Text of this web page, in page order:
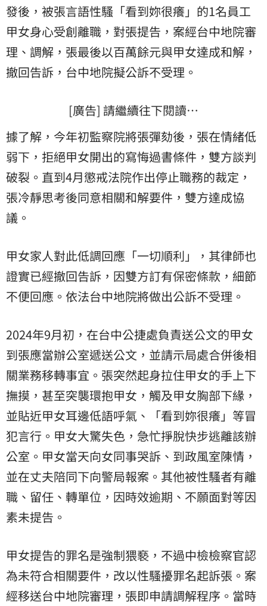
發後，被張言語性騷「看到妳很癢」的1名員工
甲女身心受創離職，對張提告，案經台中地院審
理、調解，張最後以百萬餘元與甲女達成和解，
撤回告訴，台中地院擬公訴不受理。
[廣告] 請繼續往下閱讀…
據了解，今年初監察院將張彈劾後，張在情緒低
弱下，拒絕甲女開出的寫悔過書條件，雙方談判
破裂。直到4月懲戒法院作出停止職務的裁定，
張冷靜思考後同意相關和解要件，雙方達成協
議。
甲女家人對此低調回應「一切順利」，其律師也
證實已經撤回告訴，因雙方訂有保密條款，細節
不便回應。依法台中地院將做出公訴不受理。
2024年9月初，在台中公捷處負責送公文的甲女
到張應當辦公室遞送公文，並請示局處合併後相
關業務移轉事宜。張突然起身拉住甲女的手上下
撫摸，甚至突襲環抱甲女，觸及甲女胸部下緣，
並貼近甲女耳邊低語呼氣、「看到妳很癢」等冒
犯言行。甲女大驚失色，急忙掙脫快步逃離該辦
公室。甲女當天向女同事哭訴、到政風室陳情，
並在丈夫陪同下向警局報案。其他被性騷者有離
職、留任、轉單位，因時效逾期、不願面對等因
素未提告。
甲女提告的罪名是強制猥褻，不過中檢檢察官認
為未符合相關要件，改以性騷擾罪名起訴張。案
經移送台中地院審理，張即申請調解程序。當時